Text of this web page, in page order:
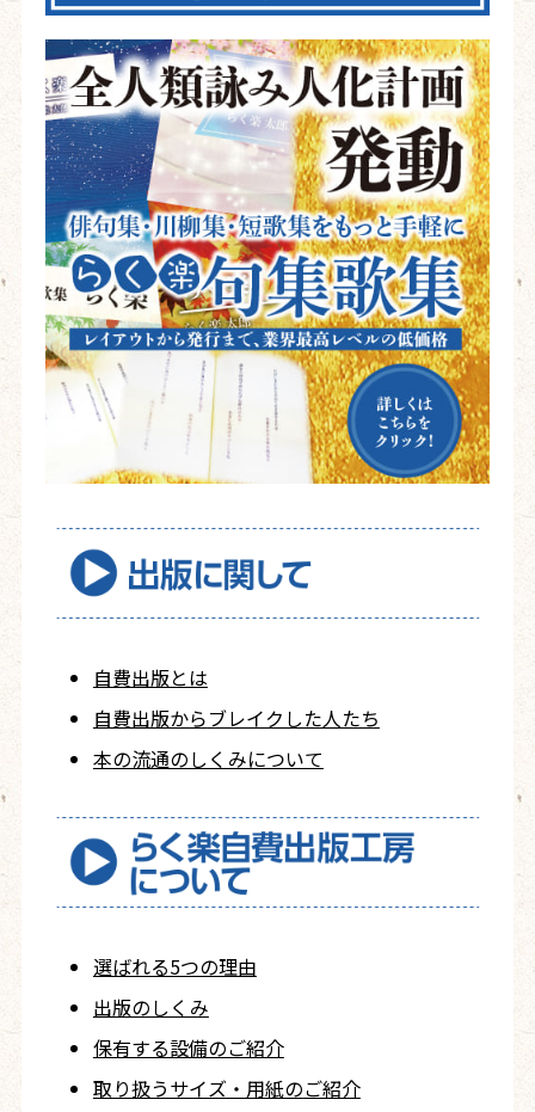
自費出版とは
自費出版からブレイクした人たち
本の流通のしくみについて
選ばれる5つの理由
出版のしくみ
保有する設備のご紹介
取り扱うサイズ・用紙のご紹介